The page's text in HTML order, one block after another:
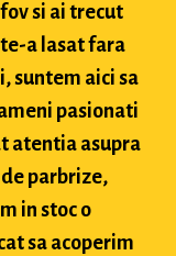
si ai trecut
a lasat fara
suntem aici sa
pasionati
atentia asupra
parbrize,
in stoc o
sa acoperim